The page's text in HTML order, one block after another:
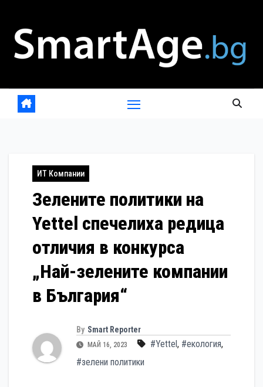
content
ИТ Компании
Зелените политики на
Yettel спечелиха редица
отличия в конкурса
„Най-зелените компании
в България“
By Smart Reporter
МАЙ 16, 2023 #Yettel, #екология,
#зелени политики